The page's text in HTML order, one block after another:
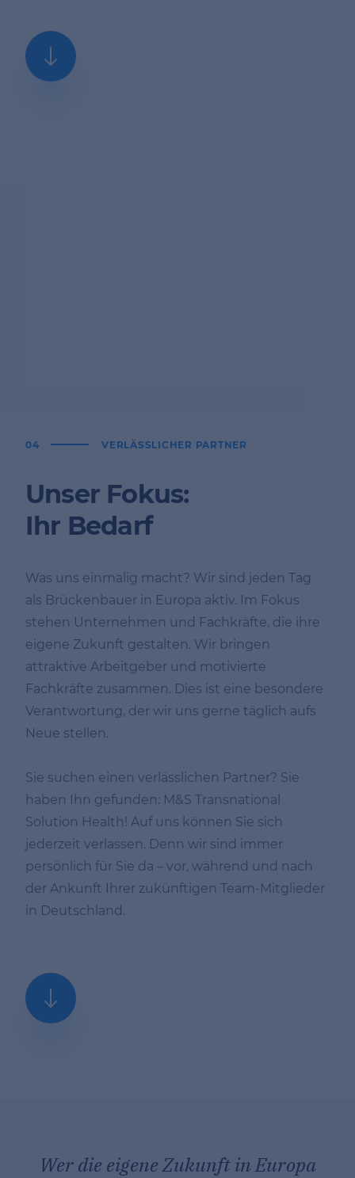
04 VERLÄSSLICHER PARTNER
Unser Fokus:
Ihr Bedarf
Was uns einmalig macht? Wir sind jeden Tag
als Brückenbauer in Europa aktiv. Im Fokus
stehen Unternehmen und Fachkräfte, die ihre
eigene Zukunft gestalten. Wir bringen
attraktive Arbeitgeber und motivierte
Fachkräfte zusammen. Dies ist eine besondere
Verantwortung, der wir uns gerne täglich aufs
Neue stellen.
Sie suchen einen verlässlichen Partner? Sie
haben Ihn gefunden: M&S Transnational
Solution Health! Auf uns können Sie sich
jederzeit verlassen. Denn wir sind immer
persönlich für Sie da – vor, während und nach
der Ankunft Ihrer zukünftigen Team-Mitglieder
in Deutschland.
Wer die eigene Zukunft in Europa